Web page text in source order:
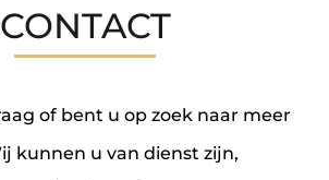
CONTACT
of bent u op zoek naar meer
kunnen u van dienst zijn,